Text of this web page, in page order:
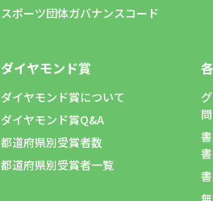
スポーツ団体ガバナンスコード
ダイヤモンド賞
ダイヤモンド賞について
ダイヤモンド賞Q&A
都道府県別受賞者数
都道府県別受賞者一覧
書